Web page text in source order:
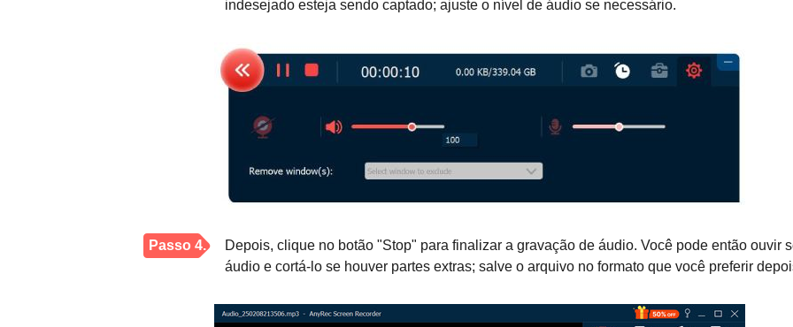
indesejado esteja sendo captado; ajuste o nível de áudio se necessário.
Passo 4.
Depois, clique no botão "Stop" para finalizar a gravação de áudio. Você pode então ouvir
áudio e cortá-lo se houver partes extras; salve o arquivo no formato que você preferir